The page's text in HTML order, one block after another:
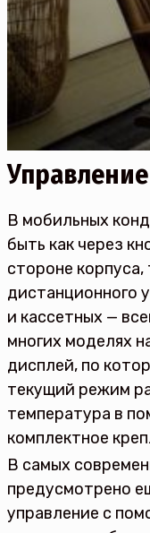
Управление
В мобильных
быть как через
стороне
дистанционного
и кассетных —
многих моделях
дисплей, по
текущий режим
температура в
комплектное
В самых
предусмотрено
управление с